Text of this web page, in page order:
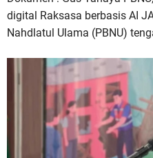
digital Raksasa berbasis AI
Nahdlatul Ulama (PBNU)